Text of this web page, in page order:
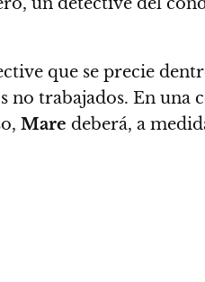
que se precie
no trabajados. En una
Mare deberá, a